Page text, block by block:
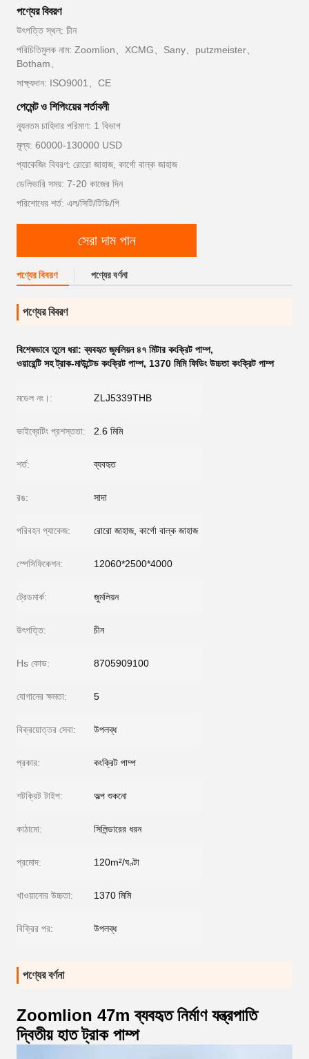
পণ্যের বিবরণ
উৎপত্তি স্থল: চীন
পরিচিতিমুলক নাম: Zoomlion、XCMG、Sany、putzmeister、
Botham、
সাক্ষ্যদান: ISO9001、CE
পেমেন্ট ও শিপিংয়ের শর্তাবলী
ন্যূনতম চাহিদার পরিমাণ: 1 বিভাগ
মূল্য: 60000-130000 USD
প্যাকেজিং বিবরণ: রোরো জাহাজ, কার্গো বাল্ক জাহাজ
ডেলিভারি সময়: 7-20 কাজের দিন
পরিশোধের শর্ত: এল/সিটি/টিডি/পি
সেরা দাম পান
পণ্যের বিবরণ পণ্যের বর্ণনা
পণ্যের বিবরণ
বিশেষভাবে তুলে ধরা:ব্যবহৃত জুমলিয়ন ৪৭ মিটার কংক্রিট পাম্প,
ওয়ারেন্টি সহ ট্রাক-মাউন্টেড কংক্রিট পাম্প, 1370 মিমি ফিডিং উচ্চতা কংক্রিট পাম্প
মডেল নং।: ZLJ5339THB
ভাইব্রেটিং প্রশস্ততা: 2.6 মিমি
শর্ত: ব্যবহৃত
রঙ: সাদা
পরিবহন প্যাকেজ: রোরো জাহাজ, কার্গো বাল্ক জাহাজ
স্পেসিফিকেশন: 12060*2500*4000
ট্রেডমার্ক: জুমলিয়ন
উৎপত্তি: চীন
Hs কোড: 8705909100
যোগানের ক্ষমতা: 5
বিক্রয়োত্তর সেবা: উপলব্ধ
প্রকার: কংক্রিট পাম্প
শটক্রিট টাইপ: অল্প শুকনো
কাঠামো: সিলিন্ডারের ধরন
প্রমোদ: 120m²/ঘণ্টা
খাওয়ানোর উচ্চতা: 1370 মিমি
বিক্রির পর: উপলব্ধ
পণ্যের বর্ণনা
Zoomlion 47m ব্যবহৃত নির্মাণ যন্ত্রপাতি
দ্বিতীয় হাত ট্রাক পাম্প